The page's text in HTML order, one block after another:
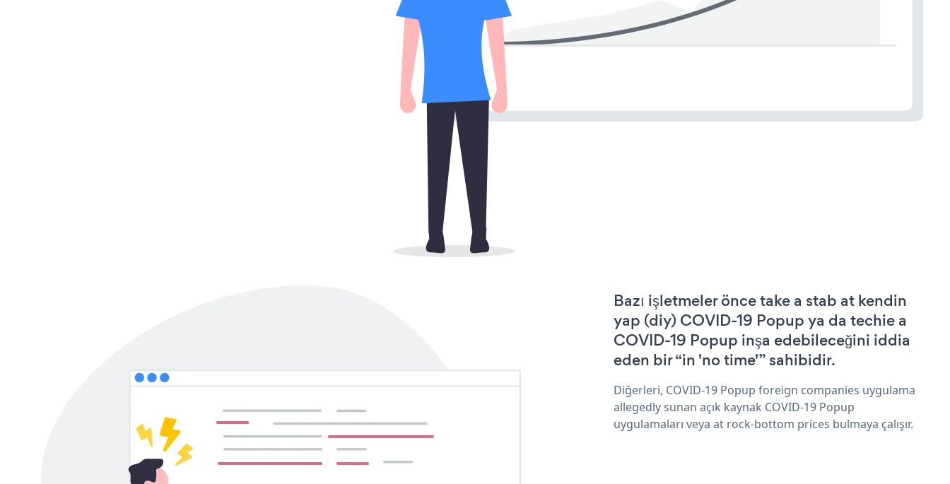
Bazı işletmeler önce take a stab at kendin
yap (diy) COVID-19 Popup ya da techie a
COVID-19 Popup inşa edebileceğini iddia
eden bir “in 'no time'” sahibidir.
Diğerleri, COVID-19 Popup foreign companies uygulama
allegedly sunan açık kaynak COVID-19 Popup
uygulamaları veya at rock-bottom prices bulmaya çalışır.